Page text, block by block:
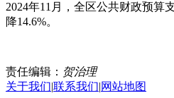
2024年11月， 全区公共财政预算
降14.6%。
责任编辑： 贺治理
关于我们|联系我们|网站地图